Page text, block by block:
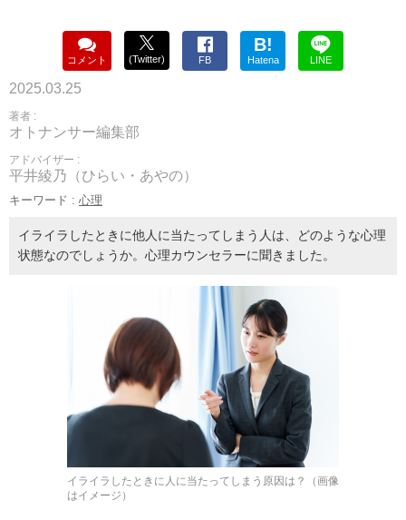
コメント (Twitter) FB
B!
Hatena LINE
2025.03.25
著者 :
オトナンサー編集部
アドバイザー :
平井綾乃（ひらい・あやの）
キーワード : 心理
イライラしたときに他人に当たってしまう人は、どのような心理
状態なのでしょうか。心理カウンセラーに聞きました。
イライラしたときに人に当たってしまう原因は？（画像
はイメージ）